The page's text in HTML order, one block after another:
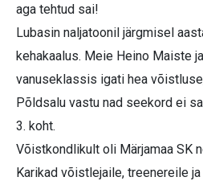
aga tehtud sai!
Lubasin naljatoonil järgmisel
kehakaalus. Meie Heino Maiste
vanuseklassis igati hea
Põldsalu vastu nad seekord ei
3. koht.
Võistkondlikult oli Märjamaa SK
Karikad võistlejaile, treenereile